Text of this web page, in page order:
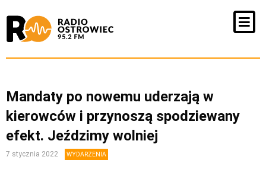
Mandaty po nowemu uderzają w
kierowców i przynoszą spodziewany
efekt. Jeździmy wolniej
7 stycznia 2022 WYDARZENIA